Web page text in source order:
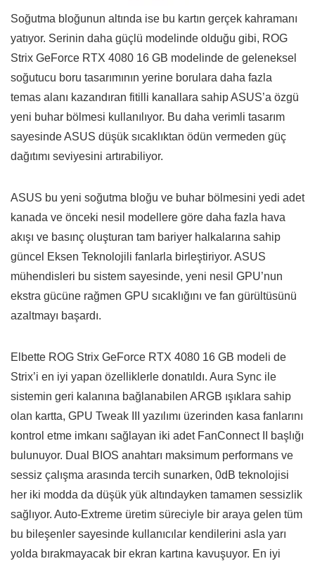
Soğutma bloğunun altında ise bu kartın gerçek kahramanı
yatıyor. Serinin daha güçlü modelinde olduğu gibi, ROG
Strix GeForce RTX 4080 16 GB modelinde de geleneksel
soğutucu boru tasarımının yerine borulara daha fazla
temas alanı kazandıran fitilli kanallara sahip ASUS’a özgü
yeni buhar bölmesi kullanılıyor. Bu daha verimli tasarım
sayesinde ASUS düşük sıcaklıktan ödün vermeden güç
dağıtımı seviyesini artırabiliyor.
ASUS bu yeni soğutma bloğu ve buhar bölmesini yedi adet
kanada ve önceki nesil modellere göre daha fazla hava
akışı ve basınç oluşturan tam bariyer halkalarına sahip
güncel Eksen Teknolojili fanlarla birleştiriyor. ASUS
mühendisleri bu sistem sayesinde, yeni nesil GPU’nun
ekstra gücüne rağmen GPU sıcaklığını ve fan gürültüsünü
azaltmayı başardı.
Elbette ROG Strix GeForce RTX 4080 16 GB modeli de
Strix’i en iyi yapan özelliklerle donatıldı. Aura Sync ile
sistemin geri kalanına bağlanabilen ARGB ışıklara sahip
olan kartta, GPU Tweak III yazılımı üzerinden kasa fanlarını
kontrol etme imkanı sağlayan iki adet FanConnect II başlığı
bulunuyor. Dual BIOS anahtarı maksimum performans ve
sessiz çalışma arasında tercih sunarken, 0dB teknolojisi
her iki modda da düşük yük altındayken tamamen sessizlik
sağlıyor. Auto-Extreme üretim süreciyle bir araya gelen tüm
bu bileşenler sayesinde kullanıcılar kendilerini asla yarı
yolda bırakmayacak bir ekran kartına kavuşuyor. En iyi